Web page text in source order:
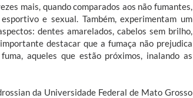
mais, quando comparados aos não fumantes,
e sexual. Também, experimentam um
dentes amarelados, cabelos sem brilho,
destacar que a fumaça não prejudica
aqueles que estão próximos, inalando as
da Universidade Federal de Mato Grosso